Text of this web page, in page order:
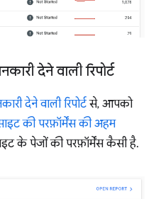
देने वाली रिपोर्ट
देने वाली रिपोर्टसे, आपको
की परफ़ॉर्मेंस की अहम
के पेजों की परफ़ॉर्मेंस कैसी है.